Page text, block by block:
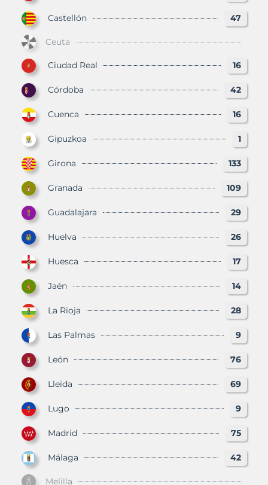
Castellón 47
Ceuta
Ciudad Real 16
Córdoba 42
Cuenca 16
Gipuzkoa 1
Girona 133
Granada 109
Guadalajara 29
Huelva 26
Huesca 17
Jaén 14
La Rioja 28
Las Palmas 9
León 76
Lleida 69
Lugo 9
Madrid 75
Málaga 42
Melilla